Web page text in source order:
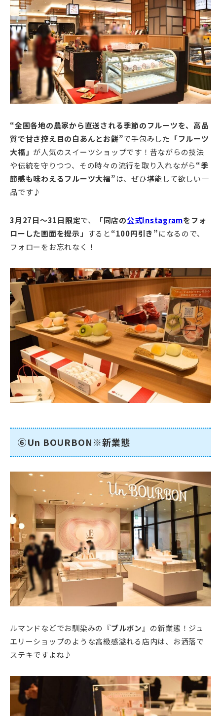
“全国各地の農家から直送される季節のフルーツを、高品
質で甘さ控え目の白あんとお餅”で手包みした 「フルーツ
大福」 が人気のスイーツショップです！昔ながらの技法
や伝統を守りつつ、その時々の流行を取り入れながら“季
節感も味わえるフルーツ大福”は、ぜひ堪能して欲しい一
品です♪
3月27日～31日限定で、 「同店の公式Instagramをフォ
ローした画面を提示」 すると“100円引き”になるので、
フォローをお忘れなく！
⑥Un BOURBON※新業態
ルマンドなどでお馴染みの 『ブルボン』 の新業態！ジュ
エリーショップのような高級感溢れる店内は、お洒落で
ステキですよね♪